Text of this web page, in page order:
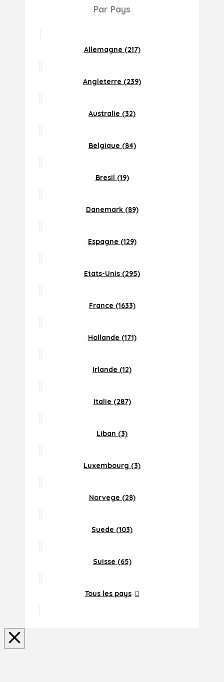
Par Pays
Allemagne (217)
Angleterre (239)
Australie (32)
Belgique (84)
Bresil (19)
Danemark (89)
Espagne (129)
Etats-Unis (295)
France (1633)
Hollande (171)
Irlande (12)
Italie (287)
Liban (3)
Luxembourg (3)
Norvege (28)
Suede (103)
Suisse (65)
Tous les pays